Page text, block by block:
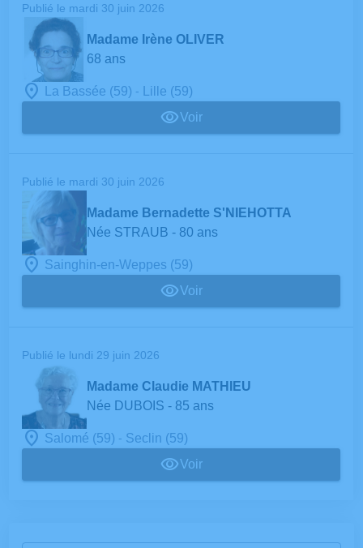
Publié le mardi 30 juin 2026
Madame Irène OLIVER
68 ans
La Bassée (59) -
Lille (59)
Voir
Publié le mardi 30 juin 2026
Madame Bernadette S'NIEHOTTA
Née STRAUB - 80 ans
Sainghin-en-Weppes (59)
Voir
Publié le lundi 29 juin 2026
Madame Claudie MATHIEU
Née DUBOIS - 85 ans
Salomé (59) - Seclin (59)
Voir